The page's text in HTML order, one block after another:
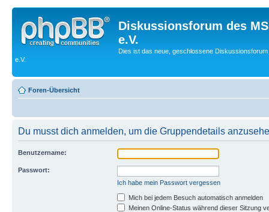
Diskussionsforum des
e.V.
Dies ist das neue, geschlossene
e.V.
Foren-Übersicht
Du musst dich anmelden, um die Gruppendetails
Benutzername:
Passwort:
Ich habe mein Passwort vergessen
Mich bei jedem Besuch automatisch anmelden
Meinen Online-Status während dieser Sitzung